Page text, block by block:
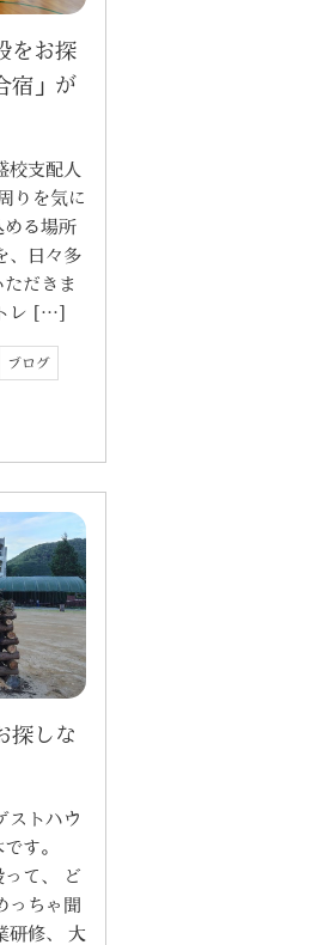
をお探
宿」が
校支配人
りを気に
める場所
、日々多
だきま
レ […]
ブログ
探しな
ストハウ
す。
って、 ど
っちゃ聞
研修、 大